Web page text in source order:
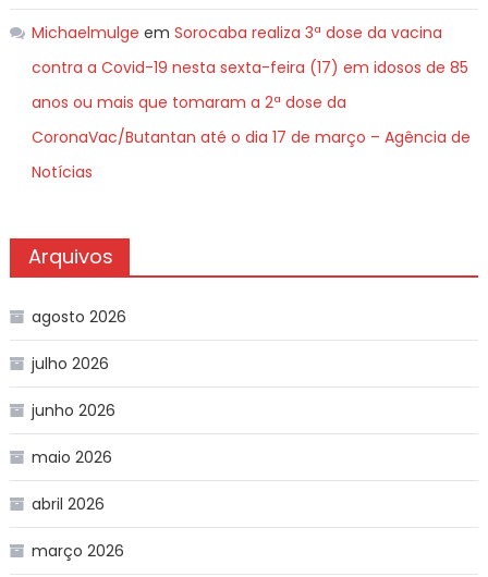
Michaelmulge em Sorocaba realiza 3ª dose da vacina
contra a Covid-19 nesta sexta-feira (17) em idosos de 85
anos ou mais que tomaram a 2ª dose da
CoronaVac/Butantan até o dia 17 de março – Agência de
Notícias
Arquivos
agosto 2026
julho 2026
junho 2026
maio 2026
abril 2026
março 2026